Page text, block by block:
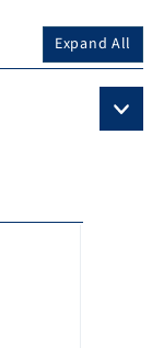
Expand All